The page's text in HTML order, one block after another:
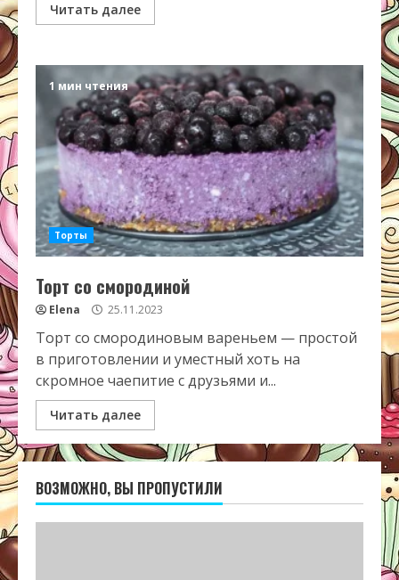
Читать далее
1 мин чтения
Торты
Торт со смородиной
Elena 25.11.2023
Торт со смородиновым вареньем — простой
в приготовлении и уместный хоть на
скромное чаепитие с друзьями и...
Читать далее
ВОЗМОЖНО, ВЫ ПРОПУСТИЛИ